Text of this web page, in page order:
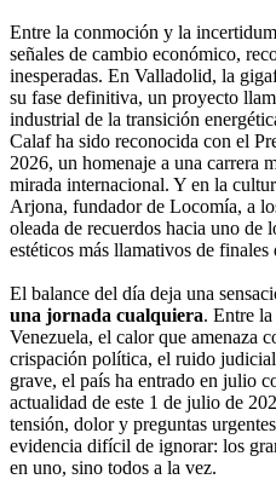
Entre la conmoción y la
señales de cambio económico,
inesperadas. En Valladolid, la
su fase definitiva, un proyecto
industrial de la transición
Calaf ha sido reconocida con el
2026, un homenaje a una carrera
mirada internacional. Y en la
Arjona, fundador de Locomía, a
oleada de recuerdos hacia uno de
estéticos más llamativos de
El balance del día deja una
una jornada cualquiera. Entre
Venezuela, el calor que amenaza
crispación política, el ruido
grave, el país ha entrado en julio
actualidad de este 1 de julio de
tensión, dolor y preguntas
evidencia difícil de ignorar: los
en uno, sino todos a la vez.